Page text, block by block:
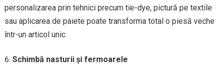
personalizarea prin tehnici precum tie-dye, pictură pe textile
sau aplicarea de paiete poate transforma total o piesă veche
într-un articol unic.
Schimbă nasturii și fermoarele